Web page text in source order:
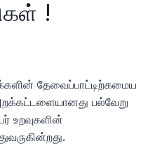
!
தேவைப்பாட்டிற்கமைய
பல்வேறு
உறவுகளின்